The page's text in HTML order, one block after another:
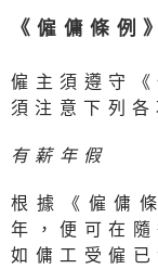
《僱傭條例
僱主須遵守
須注意下列各
有薪年假
根據《僱傭
年，便可在
如傭工受僱